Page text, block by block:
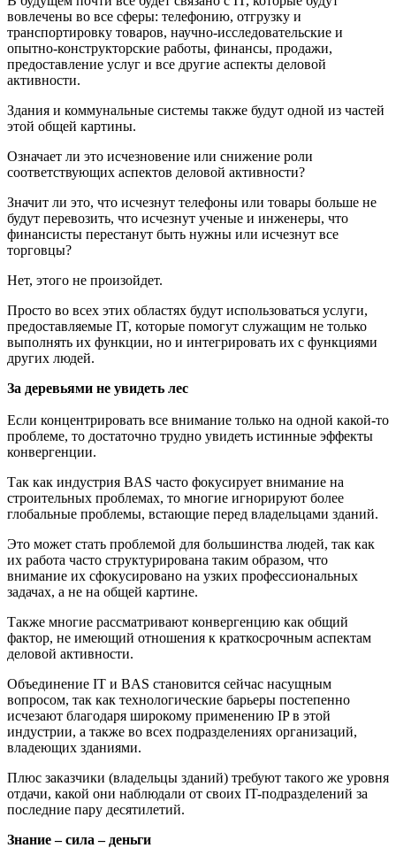
вовлечены во все сферы: телефонию, отгрузку и
транспортировку товаров, научно-исследовательские и
опытно-конструкторские работы, финансы, продажи,
предоставление услуг и все другие аспекты деловой
активности.
Здания и коммунальные системы также будут одной из частей
этой общей картины.
Означает ли это исчезновение или снижение роли
соответствующих аспектов деловой активности?
Значит ли это, что исчезнут телефоны или товары больше не
будут перевозить, что исчезнут ученые и инженеры, что
финансисты перестанут быть нужны или исчезнут все
торговцы?
Нет, этого не произойдет.
Просто во всех этих областях будут использоваться услуги,
предоставляемые IT, которые помогут служащим не только
выполнять их функции, но и интегрировать их с функциями
других людей.
За деревьями не увидеть лес
Если концентрировать все внимание только на одной какой-то
проблеме, то достаточно трудно увидеть истинные эффекты
конвергенции.
Так как индустрия BAS часто фокусирует внимание на
строительных проблемах, то многие игнорируют более
глобальные проблемы, встающие перед владельцами зданий.
Это может стать проблемой для большинства людей, так как
их работа часто структурирована таким образом, что
внимание их сфокусировано на узких профессиональных
задачах, а не на общей картине.
Также многие рассматривают конвергенцию как общий
фактор, не имеющий отношения к краткосрочным аспектам
деловой активности.
Объединение IT и BAS становится сейчас насущным
вопросом, так как технологические барьеры постепенно
исчезают благодаря широкому применению IP в этой
индустрии, а также во всех подразделениях организаций,
владеющих зданиями.
Плюс заказчики (владельцы зданий) требуют такого же уровня
отдачи, какой они наблюдали от своих IT-подразделений за
последние пару десятилетий.
Знание – сила – деньги